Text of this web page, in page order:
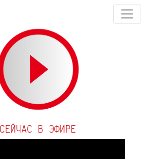
СЕЙЧАС В ЭФИРЕ
Player